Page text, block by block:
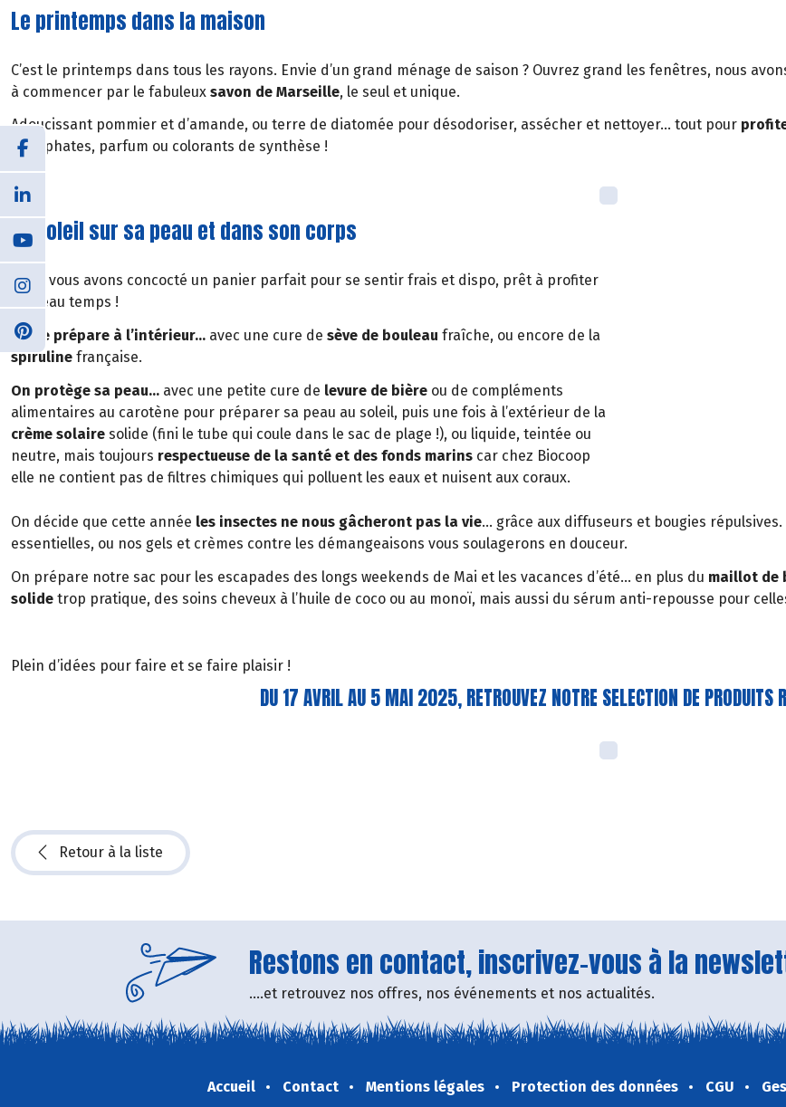
Le printemps dans la maison
C’est le printemps dans tous les rayons. Envie d’un grand ménage de saison ? Ouvrez grand les fenêtres, nous
à commencer par le fabuleux savon de Marseille, le seul et unique.
Adoucissant pommier et d’amande, ou terre de diatomée pour désodoriser, assécher et nettoyer… tout pour
phosphates, parfum ou colorants de synthèse !
Le soleil sur sa peau et dans son corps
Nous vous avons concocté un panier parfait pour se sentir frais et dispo, prêt à profiter
du beau temps !
On se prépare à l’intérieur… avec une cure de sève de bouleau fraîche, ou encore de la
spiruline française.
On protège sa peau… avec une petite cure de levure de bière ou de compléments
alimentaires au carotène pour préparer sa peau au soleil, puis une fois à l’extérieur de la
crème solaire solide (fini le tube qui coule dans le sac de plage !), ou liquide, teintée ou
neutre, mais toujours respectueuse de la santé et des fonds marins car chez Biocoop
elle ne contient pas de filtres chimiques qui polluent les eaux et nuisent aux coraux.
On décide que cette année les insectes ne nous gâcheront pas la vie… grâce aux diffuseurs et bougies
essentielles, ou nos gels et crèmes contre les démangeaisons vous soulagerons en douceur.
On prépare notre sac pour les escapades des longs weekends de Mai et les vacances d’été… en plus du maillot de
solide trop pratique, des soins cheveux à l’huile de coco ou au monoï, mais aussi du sérum anti-repousse pour
Plein d’idées pour faire et se faire plaisir !
DU 17 AVRIL AU 5 MAI 2025, RETROUVEZ NOTRE SELECTION DE
Retour à la liste
Restons en contact, inscrivez-vous à la
....et retrouvez nos offres, nos événements et nos actualités.
Accueil Contact Mentions légales Protection des données CGU